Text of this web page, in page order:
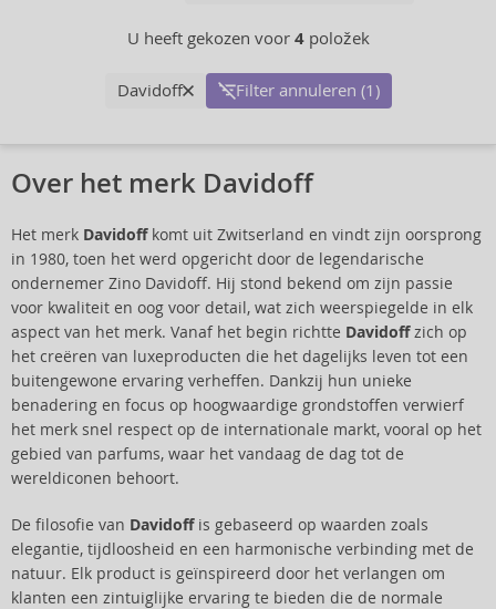
U heeft gekozen voor 4položek
Davidoff Filter annuleren (1)
Over het merk Davidoff
Het merk Davidoffkomt uit Zwitserland en vindt zijn oorsprong
in 1980, toen het werd opgericht door de legendarische
ondernemer Zino Davidoff. Hij stond bekend om zijn passie
voor kwaliteit en oog voor detail, wat zich weerspiegelde in elk
aspect van het merk. Vanaf het begin richtte Davidoffzich op
het creëren van luxeproducten die het dagelijks leven tot een
buitengewone ervaring verheffen. Dankzij hun unieke
benadering en focus op hoogwaardige grondstoffen verwierf
het merk snel respect op de internationale markt, vooral op het
gebied van parfums, waar het vandaag de dag tot de
wereldiconen behoort.
De filosofie van Davidoffis gebaseerd op waarden zoals
elegantie, tijdloosheid en een harmonische verbinding met de
natuur. Elk product is geïnspireerd door het verlangen om
klanten een zintuiglijke ervaring te bieden die de normale